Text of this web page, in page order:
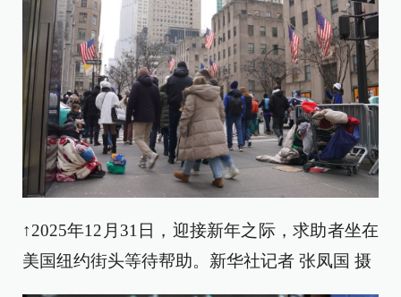
↑2025年12月31日，迎接新年之际，求助者坐在
美国纽约街头等待帮助。新华社记者 张凤国 摄